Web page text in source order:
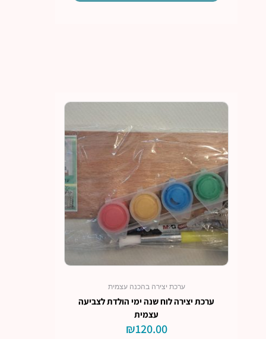
ערכת יצירה בהכנה עצמית
ערכת יצירה לוח שנה ימי הולדת לצביעה
עצמית
₪120.00